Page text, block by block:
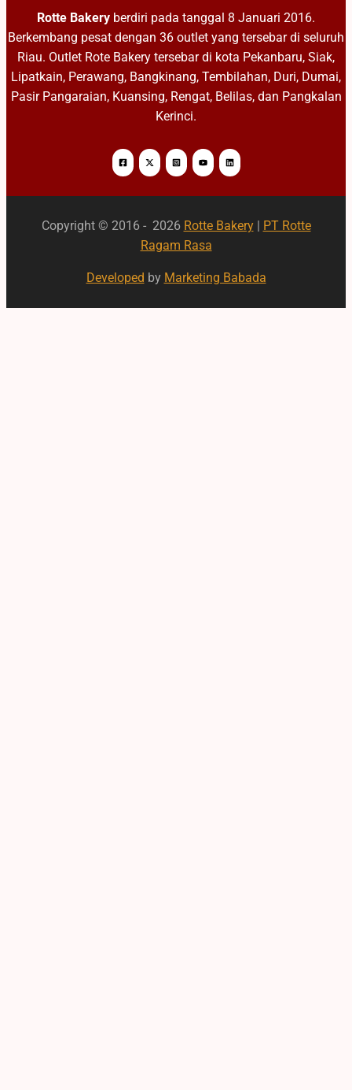
Rotte Bakery berdiri pada tanggal 8 Januari 2016.
Berkembang pesat dengan 36 outlet yang tersebar di seluruh
Riau. Outlet Rote Bakery tersebar di kota Pekanbaru, Siak,
Lipatkain, Perawang, Bangkinang, Tembilahan, Duri, Dumai,
Pasir Pangaraian, Kuansing, Rengat, Belilas, dan Pangkalan
Kerinci.
Copyright © 2016 - 2026 Rotte Bakery| PT Rotte
Ragam Rasa
Developed by Marketing Babada